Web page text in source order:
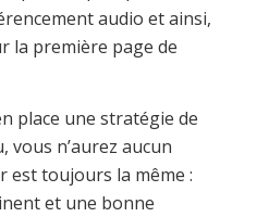
audio et ainsi,
la première page de
place une stratégie de
vous n’aurez aucun
est toujours la même :
et une bonne